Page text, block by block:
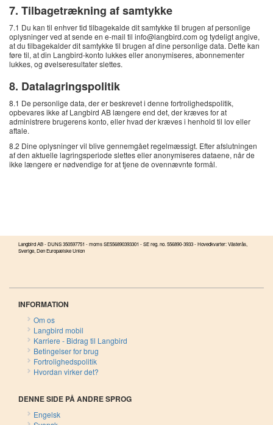
7. Tilbagetrækning af samtykke
7.1 Du kan til enhver tid tilbagekalde dit samtykke til brugen af ​​personlige
oplysninger ved at sende en e-mail til info@langbird.com og tydeligt angive,
at du tilbagekalder dit samtykke til brugen af ​​dine personlige data. Dette kan
føre til, at din Langbird-konto lukkes eller anonymiseres, abonnementer
lukkes, og øvelseresultater slettes.
8. Datalagringspolitik
8.1 De personlige data, der er beskrevet i denne fortrolighedspolitik,
opbevares ikke af Langbird AB længere end det, der kræves for at
administrere brugerens konto, eller hvad der kræves i henhold til lov eller
aftale.
8.2 Dine oplysninger vil blive gennemgået regelmæssigt. Efter afslutningen
af ​​den aktuelle lagringsperiode slettes eller anonymiseres dataene, når de
ikke længere er nødvendige for at tjene de ovennævnte formål.
Langbird AB - DUNS 350597751 - moms SE556890393301 - SE reg. no. 556890-3933 - Hovedkvarter: Västerås,
Sverige, Den Europæiske Union
INFORMATION
Om os
Langbird mobil
Karriere - Bidrag til Langbird
Betingelser for brug
Fortrolighedspolitik
Hvordan virker det?
DENNE SIDE PÅ ANDRE SPROG
Engelsk